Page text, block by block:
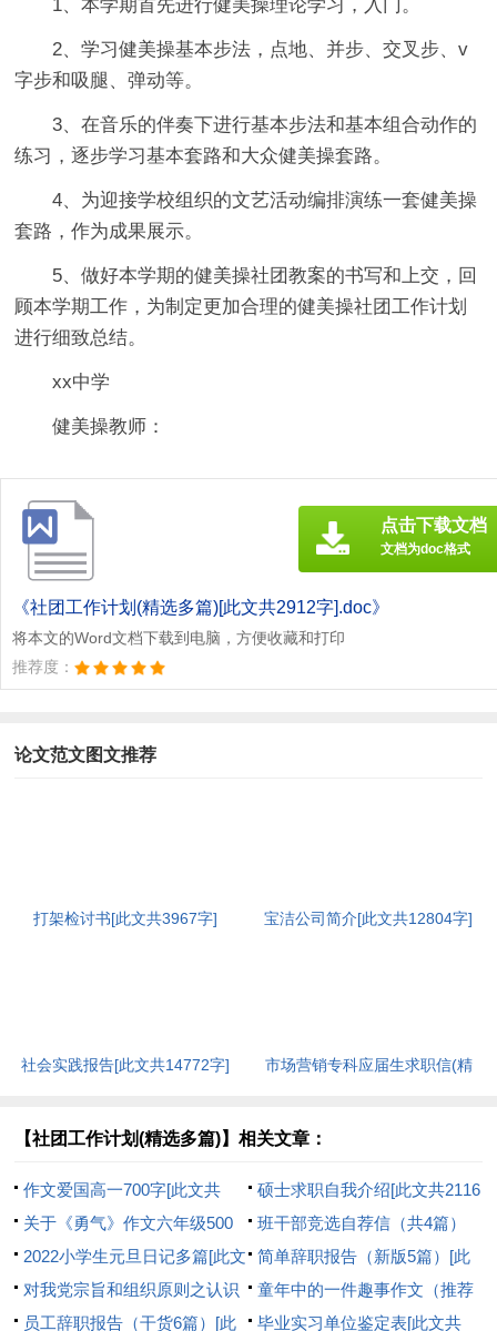
1、本学期首先进行健美操理论学习，入门。
2、学习健美操基本步法，点地、并步、交叉步、v
字步和吸腿、弹动等。
3、在音乐的伴奏下进行基本步法和基本组合动作的
练习，逐步学习基本套路和大众健美操套路。
4、为迎接学校组织的文艺活动编排演练一套健美操
套路，作为成果展示。
5、做好本学期的健美操社团教案的书写和上交，回
顾本学期工作，为制定更加合理的健美操社团工作计划
进行细致总结。
xx中学
健美操教师：
《社团工作计划(精选多篇)[此文共2912字].doc》
将本文的Word文档下载到电脑，方便收藏和打印
推荐度：
点击下载文档
文档为doc格式
论文范文图文推荐
打架检讨书[此文共3967字] 宝洁公司简介[此文共12804字]
社会实践报告[此文共14772字]
市场营销专科应届生求职信(精
【社团工作计划(精选多篇)】相关文章：
作文爱国高一700字[此文共
3490字]
硕士求职自我介绍[此文共2116
字]
关于《勇气》作文六年级500
字[此文共3280字]
班干部竞选自荐信（共4篇）
[此文共2331字]
2022小学生元旦日记多篇[此文
共3094字]
简单辞职报告（新版5篇）[此
文共1615字]
对我党宗旨和组织原则之认识
(精选多篇)[此文共5927字]
童年中的一件趣事作文（推荐
2篇）[此文共1025字]
员工辞职报告（干货6篇）[此 毕业实习单位鉴定表[此文共